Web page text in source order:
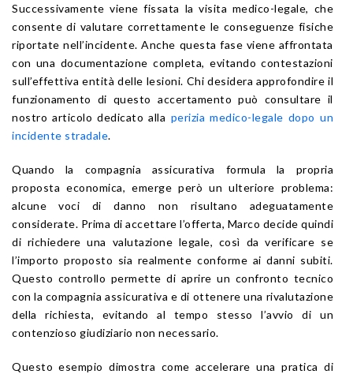
Successivamente viene fissata la visita medico-legale, che
consente di valutare correttamente le conseguenze fisiche
riportate nell’incidente. Anche questa fase viene affrontata
con una documentazione completa, evitando contestazioni
sull’effettiva entità delle lesioni. Chi desidera approfondire il
funzionamento di questo accertamento può consultare il
nostro articolo dedicato alla perizia medico-legale dopo un
incidente stradale.
Quando la compagnia assicurativa formula la propria
proposta economica, emerge però un ulteriore problema:
alcune voci di danno non risultano adeguatamente
considerate. Prima di accettare l’offerta, Marco decide quindi
di richiedere una valutazione legale, così da verificare se
l’importo proposto sia realmente conforme ai danni subiti.
Questo controllo permette di aprire un confronto tecnico
con la compagnia assicurativa e di ottenere una rivalutazione
della richiesta, evitando al tempo stesso l’avvio di un
contenzioso giudiziario non necessario.
Questo esempio dimostra come accelerare una pratica di